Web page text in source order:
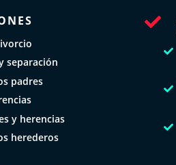
separación
padres
y herencias
herederos



